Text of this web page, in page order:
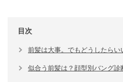
目次
前髪は大事。でもどうしたらい
似合う前髪は？顔型別バング診